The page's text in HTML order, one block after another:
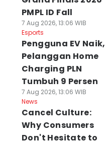
PMPL ID Fall
7 Aug 2026, 13:06 WIB
Esports
Pengguna EV Naik,
Pelanggan Home
Charging PLN
Tumbuh 9 Persen
7 Aug 2026, 13:06 WIB
News
Cancel Culture:
Why Consumers
Don't Hesitate to